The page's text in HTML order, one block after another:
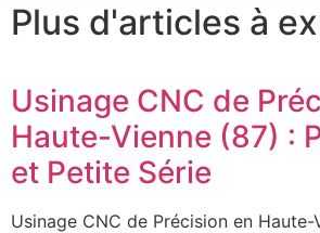
Plus d'articles à
Usinage CNC de
Haute-Vienne (87) :
et Petite Série
Usinage CNC de Précision en Haute-